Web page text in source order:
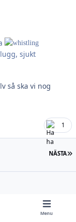
sjukt
så ska vi nog
1
NÄSTA
an account,
Menu